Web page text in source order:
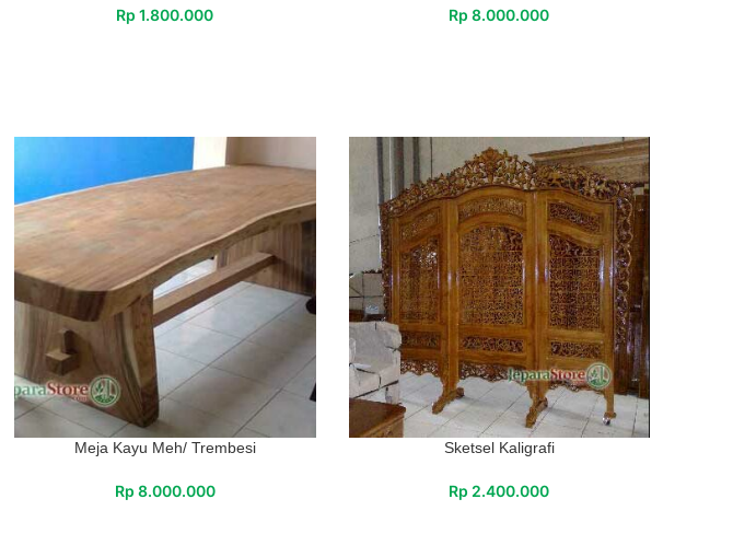
Rp 1.800.000 Rp 8.000.000
Meja Kayu Meh/ Trembesi
Rp 8.000.000
Sketsel Kaligrafi
Rp 2.400.000